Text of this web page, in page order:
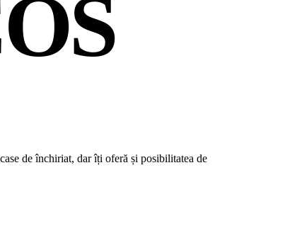
de închiriat, dar îți oferă și posibilitatea de